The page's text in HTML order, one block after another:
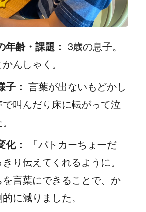
齢・課題： 3歳の息子。
んしゃく。
： 言葉が出ないもどかし
叫んだり床に転がって泣
：
「パトカーちょーだ
り伝えてくれるように。
言葉にできることで、か
に減りました。